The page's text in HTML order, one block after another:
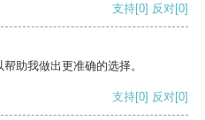
支持[0] 反对[0]
助我做出更准确的选择。
支持[0] 反对[0]